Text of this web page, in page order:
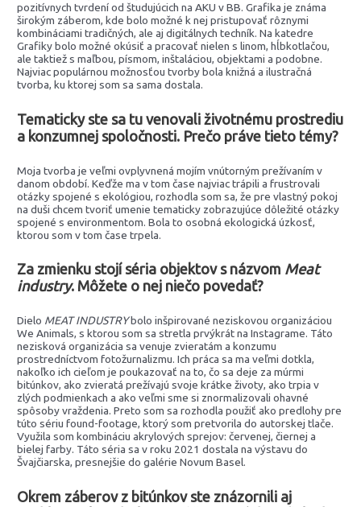
pozitívnych tvrdení od študujúcich na AKU v BB. Grafika je známa
širokým záberom, kde bolo možné k nej pristupovať rôznymi
kombináciami tradičných, ale aj digitálnych techník. Na katedre
Grafiky bolo možné okúsiť a pracovať nielen s linom, hĺbkotlačou,
ale taktiež s maľbou, písmom, inštaláciou, objektami a podobne.
Najviac populárnou možnosťou tvorby bola knižná a ilustračná
tvorba, ku ktorej som sa sama dostala.
Tematicky ste sa tu venovali životnému prostrediu
a konzumnej spoločnosti. Prečo práve tieto témy?
Moja tvorba je veľmi ovplyvnená mojím vnútorným prežívaním v
danom období. Keďže ma v tom čase najviac trápili a frustrovali
otázky spojené s ekológiou, rozhodla som sa, že pre vlastný pokoj
na duši chcem tvoriť umenie tematicky zobrazujúce dôležité otázky
spojené s environmentom. Bola to osobná ekologická úzkosť,
ktorou som v tom čase trpela.
Za zmienku stojí séria objektov s názvom Meat
industry. Môžete o nej niečo povedať?
Dielo MEAT INDUSTRYbolo inšpirované neziskovou organizáciou
We Animals, s ktorou som sa stretla prvýkrát na Instagrame. Táto
nezisková organizácia sa venuje zvieratám a konzumu
prostredníctvom fotožurnalizmu. Ich práca sa ma veľmi dotkla,
nakoľko ich cieľom je poukazovať na to, čo sa deje za múrmi
bitúnkov, ako zvieratá prežívajú svoje krátke životy, ako trpia v
zlých podmienkach a ako veľmi sme si znormalizovali ohavné
spôsoby vraždenia. Preto som sa rozhodla použiť ako predlohy pre
túto sériu found-footage, ktorý som pretvorila do autorskej tlače.
Využila som kombináciu akrylových sprejov: červenej, čiernej a
bielej farby. Táto séria sa v roku 2021 dostala na výstavu do
Švajčiarska, presnejšie do galérie Novum Basel.
Okrem záberov z bitúnkov ste znázornili aj